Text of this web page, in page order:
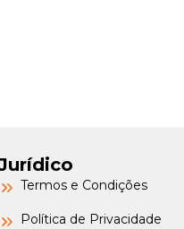
Termos e Condições
Política de Privacidade